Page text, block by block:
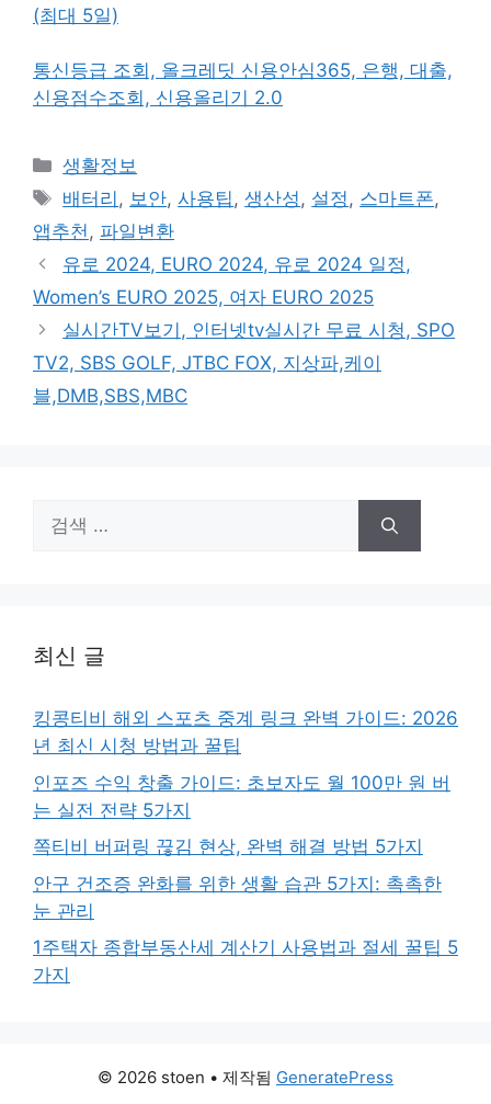
(최대 5일)
통신등급 조회, 올크레딧 신용안심365, 은행, 대출,
신용점수조회, 신용올리기 2.0
카
테
리
생활정보
태
그
배터리 , 보안,사용팁,생산성, 설정, 스마트폰,
앱추천, 파일변환
유로 2024, EURO 2024, 유로 2024 일정,
Women’s EURO 2025, 여자 EURO 2025
실시간TV보기, 인터넷tv실시간 무료 시청, SPO
TV2, SBS GOLF, JTBC FOX, 지상파,케이
블,DMB,SBS,MBC
색:
최신 글
킹콩티비 해외 스포츠 중계 링크 완벽 가이드: 2026
년 최신 시청 방법과 꿀팁
인포즈 수익 창출 가이드: 초보자도 월 100만 원 버
는 실전 전략 5가지
쪽티비 버퍼링 끊김 현상, 완벽 해결 방법 5가지
안구 건조증 완화를 위한 생활 습관 5가지: 촉촉한
눈 관리
1주택자 종합부동산세 계산기 사용법과 절세 꿀팁 5
가지
© 2026 stoen • 제작됨 GeneratePress